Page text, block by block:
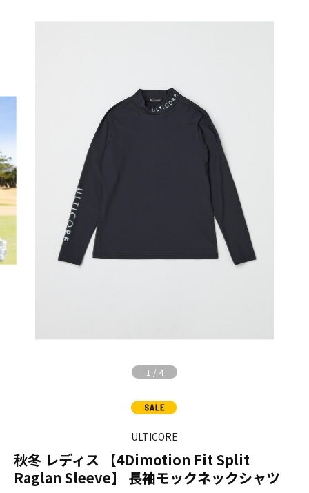
1 / 4
ULTICORE
秋冬 レディス 【4Dimotion Fit Split
Raglan Sleeve】 長袖モックネックシャツ